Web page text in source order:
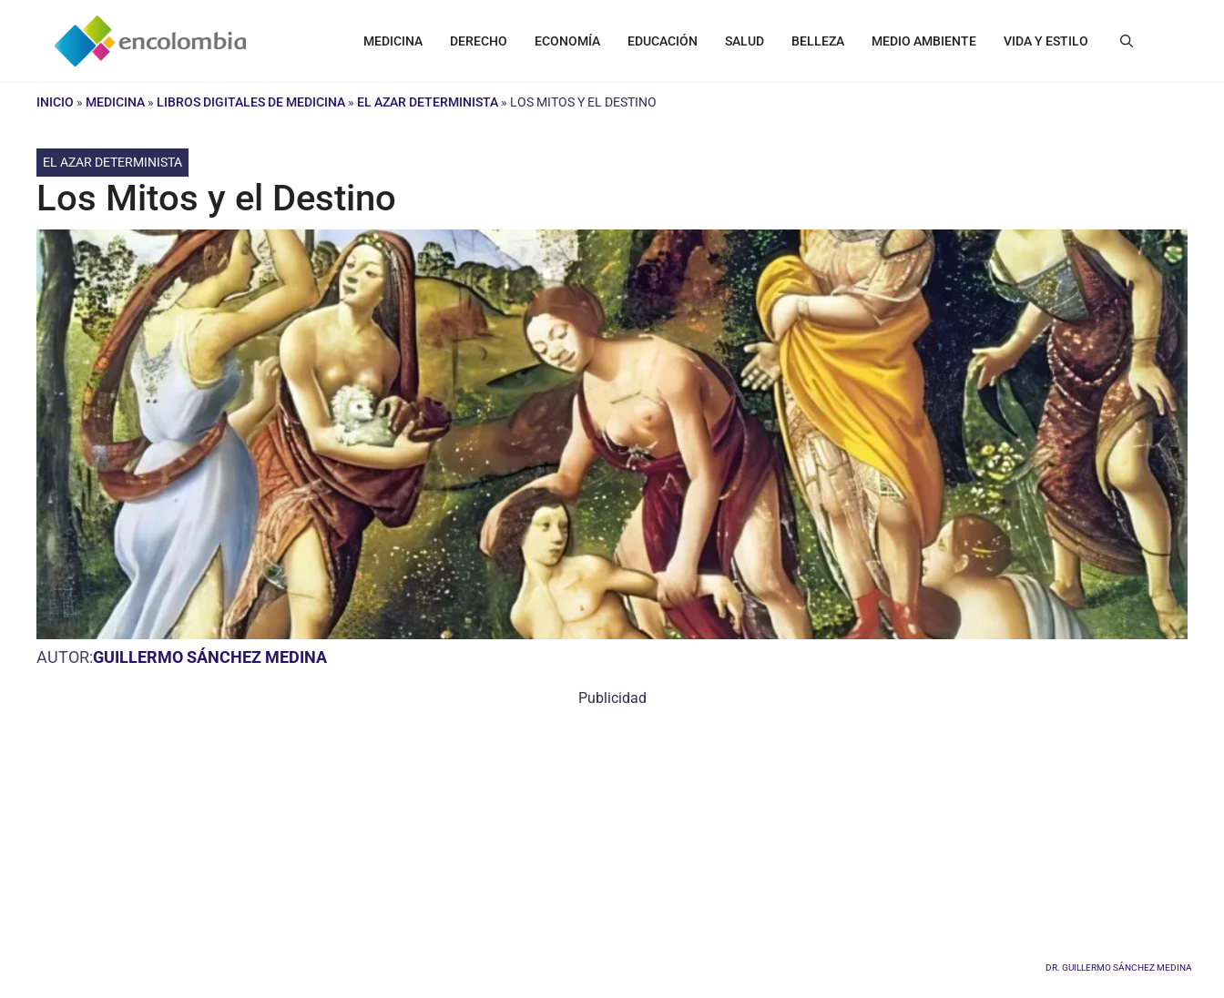
contenido
MEDICINA DERECHO ECONOMÍA EDUCACIÓN SALUD BELLEZA MEDIO AMBIENTE VIDA Y ESTILO
INICIO » MEDICINA » LIBROS DIGITALES DE MEDICINA » EL AZAR DETERMINISTA » LOS MITOS Y EL DESTINO
EL AZAR DETERMINISTA
Los Mitos y el Destino
AUTOR:GUILLERMO SÁNCHEZ MEDINA
Publicidad
DR. GUILLERMO SÁNCHEZ MEDINA